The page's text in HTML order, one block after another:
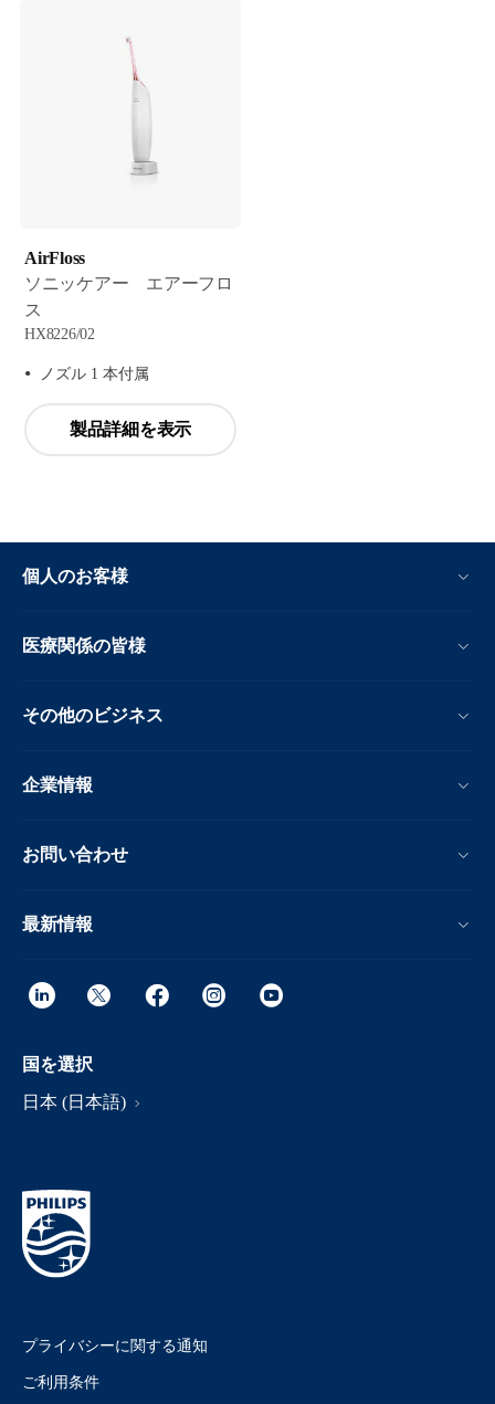
AirFloss
ソニッケアー エアーフロ
ス
HX8226/02
ノズル 1 本付属
製品詳細を表示
個人のお客様
医療関係の皆様
その他のビジネス
企業情報
お問い合わせ
最新情報
国を選択
日本 (日本語)
プライバシーに関する通知
ご利用条件